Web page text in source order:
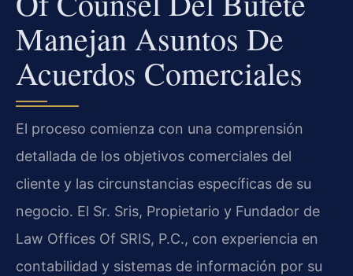
Manejan Asuntos De
Acuerdos Comerciales
El proceso comienza con una comprensión
detallada de los objetivos comerciales del
cliente y las circunstancias específicas de su
negocio. El Sr. Sris, Propietario y Fundador de
Law Offices Of SRIS, P.C., con experiencia en
contabilidad y sistemas de información por su